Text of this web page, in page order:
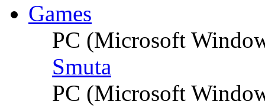
Games
PC (Microsoft
Smuta
PC (Microsoft